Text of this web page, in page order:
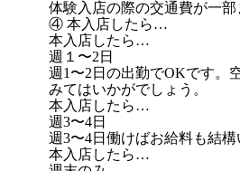
体験入店の際の交通費が一部
④ 本入店したら…
本入店したら…
週１〜2日
週1〜2日の出勤でOKです。
みてはいかがでしょう。
本入店したら…
週3〜4日
週3〜4日働けばお給料も結構
本入店したら…